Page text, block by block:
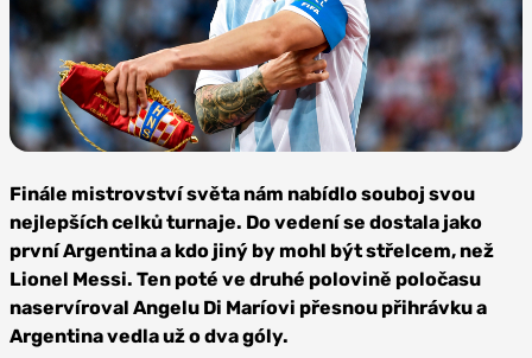
Depositphotos
Finále mistrovství světa nám nabídlo souboj svou
nejlepších celků turnaje. Do vedení se dostala jako
první Argentina a kdo jiný by mohl být střelcem, než
Lionel Messi. Ten poté ve druhé polovině poločasu
naservíroval Angelu Di Maríovi přesnou přihrávku a
Argentina vedla už o dva góly.